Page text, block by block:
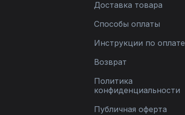
Доставка товара
Способы оплаты
Инструкции по оплате
Возврат
Политика
конфиденциальности
Публичная оферта